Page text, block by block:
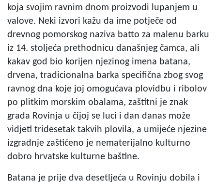
koja svojim ravnim dnom proizvodi lupanjem u
valove. Neki izvori kažu da ime potječe od
drevnog pomorskog naziva batto za malenu barku
iz 14. stoljeća prethodnicu današnjeg čamca, ali
kakav god bio korijen njezinog imena batana,
drvena, tradicionalna barka specifična zbog svog
ravnog dna koje joj omogućava plovidbu i ribolov
po plitkim morskim obalama, zaštitni je znak
grada Rovinja u čijoj se luci i dan danas može
vidjeti tridesetak takvih plovila, a umijeće njezine
izgradnje zaštićeno je nematerijalno kulturno
dobro hrvatske kulturne baštine.
Batana je prije dva desetljeća u Rovinju dobila i